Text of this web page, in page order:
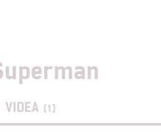
VIDEA (1)